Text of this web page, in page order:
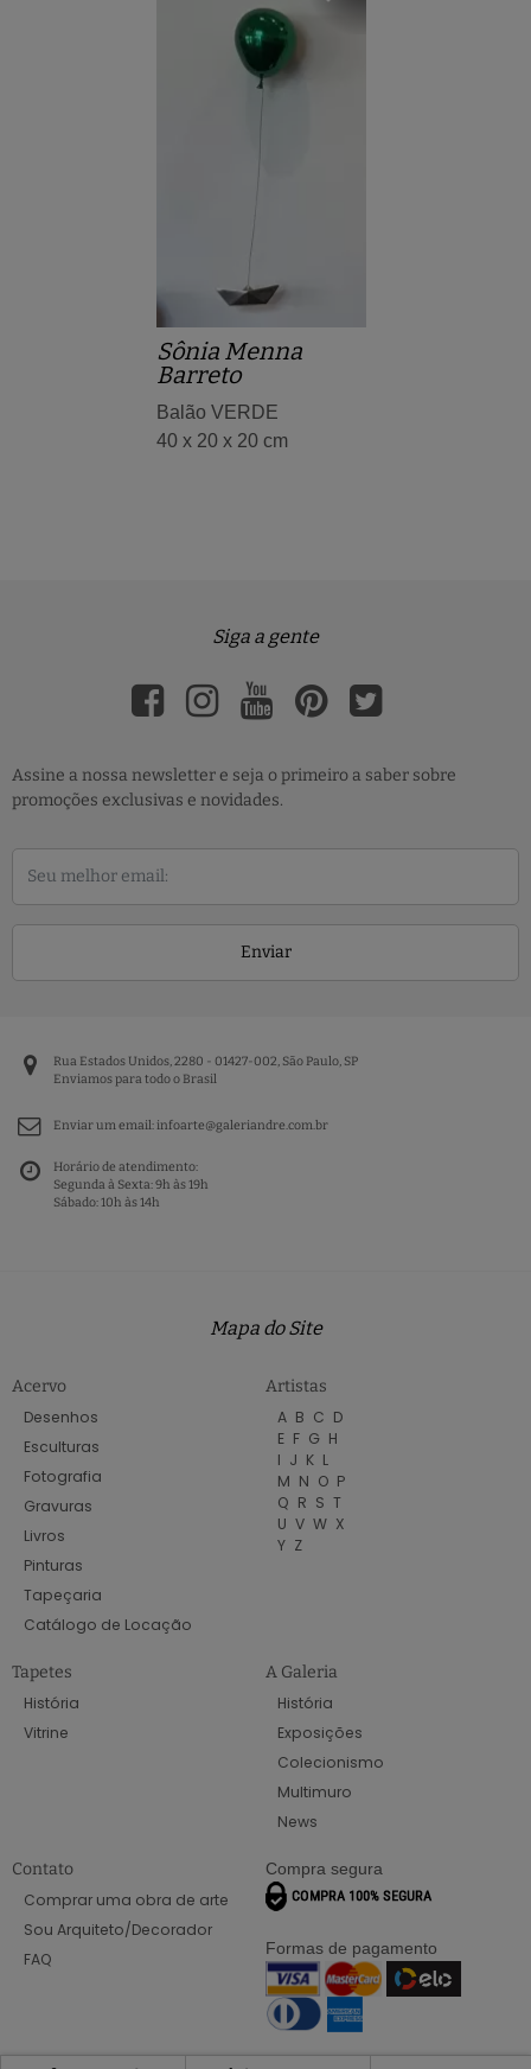
Sônia Menna
Barreto
Balão VERDE
40 x 20 x 20 cm
Siga a gente
Assine a nossa newsletter e seja o primeiro a saber sobre
promoções exclusivas e novidades.
Enviar
Rua Estados Unidos, 2280 - 01427-002, São Paulo, SP
Enviamos para todo o Brasil
Enviar um email:infoarte@galeriandre.com.br
Horário de atendimento:
Segunda à Sexta: 9h às 19h
Sábado: 10h às 14h
Mapa do Site
Acervo
Desenhos
Esculturas
Fotografia
Gravuras
Livros
Pinturas
Tapeçaria
Catálogo de Locação
Artistas
A B C D
E F G H
I J K L
M N O P
Q R S T
U V W X
Y Z
Tapetes
História
Vitrine
A Galeria
História
Exposições
Colecionismo
Multimuro
News
Contato
Comprar uma obra de arte
Sou Arquiteto/Decorador
FAQ
Compra segura
Formas de pagamento